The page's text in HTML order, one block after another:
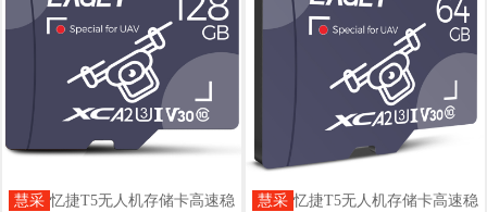
慧采 忆捷T5无人机存储卡高速稳
慧采 忆捷T5无人机存储卡高速稳